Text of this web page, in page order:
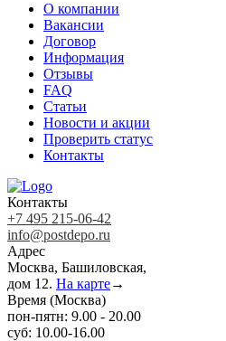
О компании
Вакансии
Договор
Информация
Отзывы
FAQ
Статьи
Новости и акции
Проверить статус
Контакты
Контакты
+7 495 215-06-42
info@postdepo.ru
Адрес
Москва, Башиловская,
дом 12. На карте→
Время (Москва)
пон-пятн: 9.00 - 20.00
суб: 10.00-16.00